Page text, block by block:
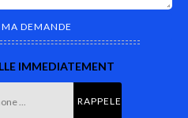
IMMEDIATEMENT